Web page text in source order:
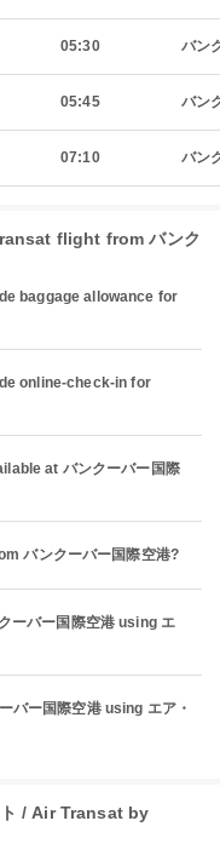
05:30 バン
05:45 バン
07:10 バン
flight from バンク
baggage allowance for
online-check-in for
at バンクーバー国際
バンクーバー国際空港?
バー国際空港 using エ
ー国際空港 using エア・
/ Air Transat by